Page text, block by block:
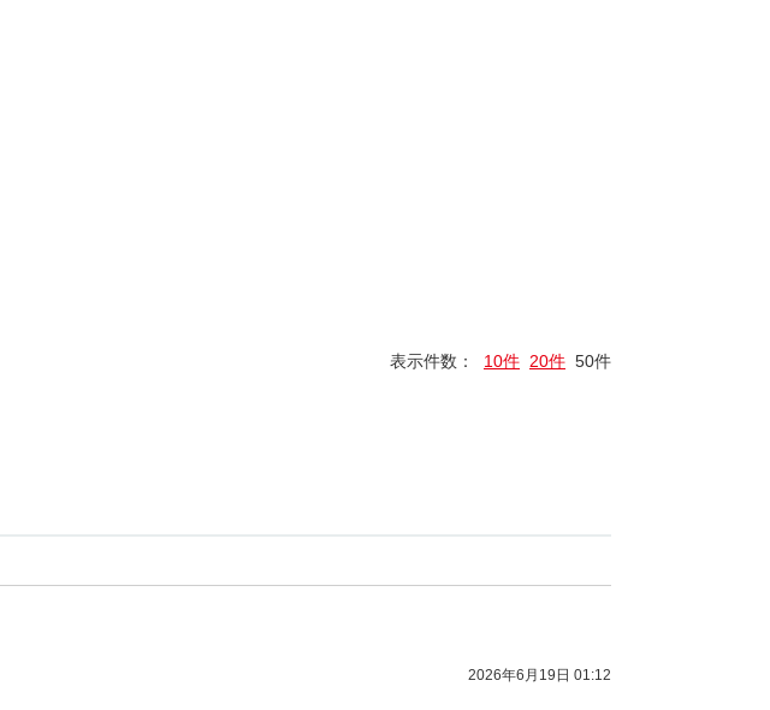
表示件数： 10件 20件 50件
2026年6月19日 01:12